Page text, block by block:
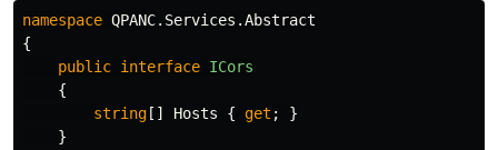
namespace QPANC.Services.Abstract
{
public interface ICors
{
string [] Hosts { get ;
}
}